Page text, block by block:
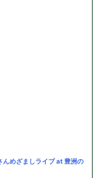
めざましライブ at 豊洲の